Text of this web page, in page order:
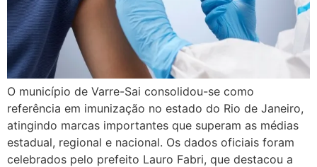
O município de Varre-Sai consolidou-se como
referência em imunização no estado do Rio de Janeiro,
atingindo marcas importantes que superam as médias
estadual, regional e nacional. Os dados oficiais foram
celebrados pelo prefeito Lauro Fabri, que destacou a